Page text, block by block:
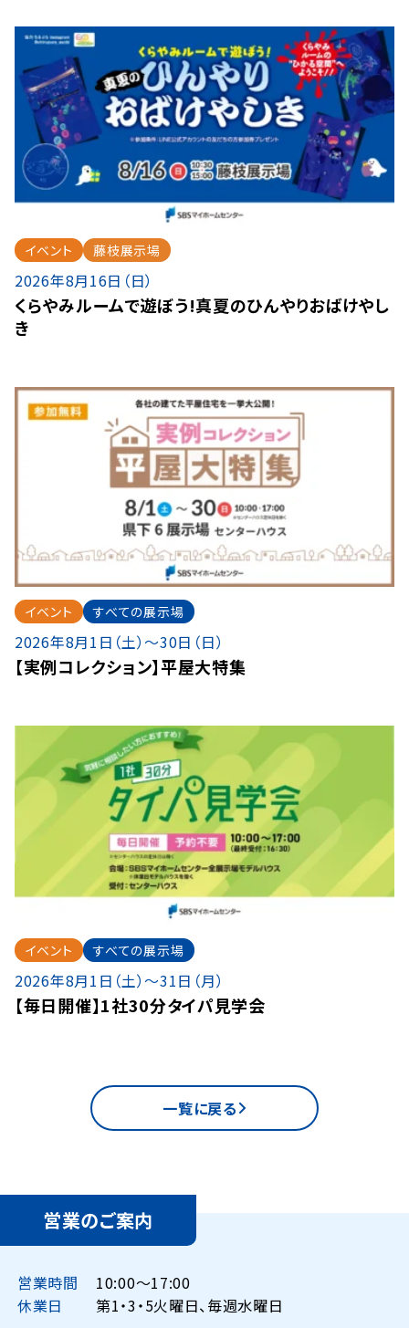
イベント 藤枝展示場
2026年8月16日（日）
くらやみルームで遊ぼう!真夏のひんやりおばけやし
き
イベント すべての展示場
2026年8月1日（土）〜30日（日）
【実例コレクション】平屋大特集
イベント すべての展示場
2026年8月1日（土）〜31日（月）
【毎日開催】1社30分タイパ見学会
一覧に戻る
営業のご案内
営業時間
10:00〜17:00
休業日
第1・3・5火曜日、毎週水曜日